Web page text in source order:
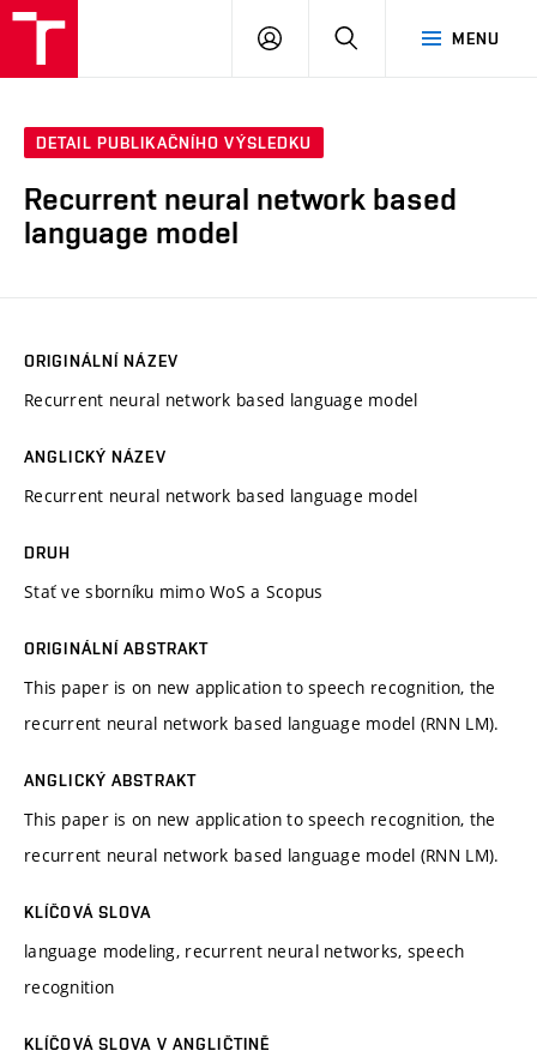
MENU
PŘIHLÁSIT
DETAIL PUBLIKAČNÍHO VÝSLEDKU
Recurrent neural network based
language model
ORIGINÁLNÍ NÁZEV
Recurrent neural network based language model
ANGLICKÝ NÁZEV
Recurrent neural network based language model
DRUH
Stať ve sborníku mimo WoS a Scopus
ORIGINÁLNÍ ABSTRAKT
This paper is on new application to speech recognition, the
recurrent neural network based language model (RNN LM).
ANGLICKÝ ABSTRAKT
This paper is on new application to speech recognition, the
recurrent neural network based language model (RNN LM).
KLÍČOVÁ SLOVA
language modeling, recurrent neural networks, speech
recognition
KLÍČOVÁ SLOVA V ANGLIČTINĚ